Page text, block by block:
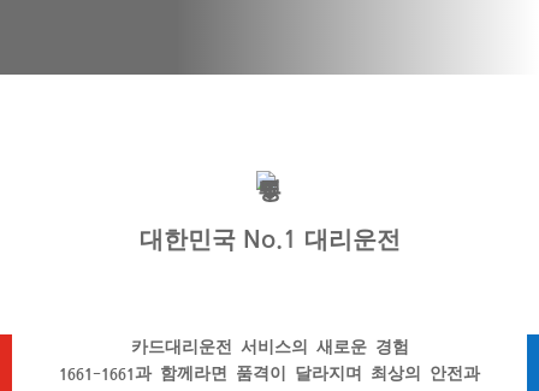
대한민국 No.1 대리운전
카드대리운전 서비스의 새로운 경험
1661-1661과 함께라면 품격이 달라지며 최상의 안전과